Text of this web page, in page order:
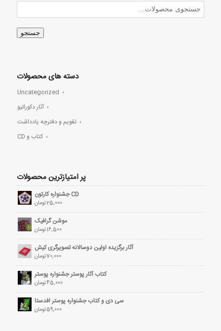
جستجو
دسته های محصولات
Uncategorized
آثار دکوراتیو
تقویم و دفترچه یادداشت
کتاب و CD
پر امتیازترین محصولات
CD جشنواره کارتون
25,000تومان
موشن گرافیک
16,500تومان
آثار برگزیده اولین دوسالانه تصویرگری کیش
70,000تومان
کتاب آثار پوستر جشنواره پوستر
45,000تومان
سی دی و کتاب جشنواره پوستر افدستا
59,000تومان